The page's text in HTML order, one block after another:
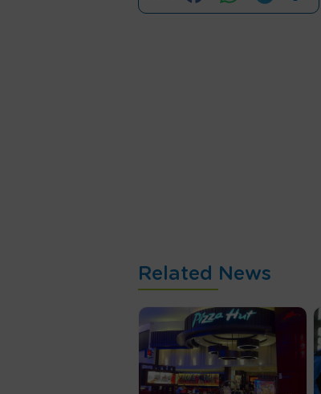
Related News